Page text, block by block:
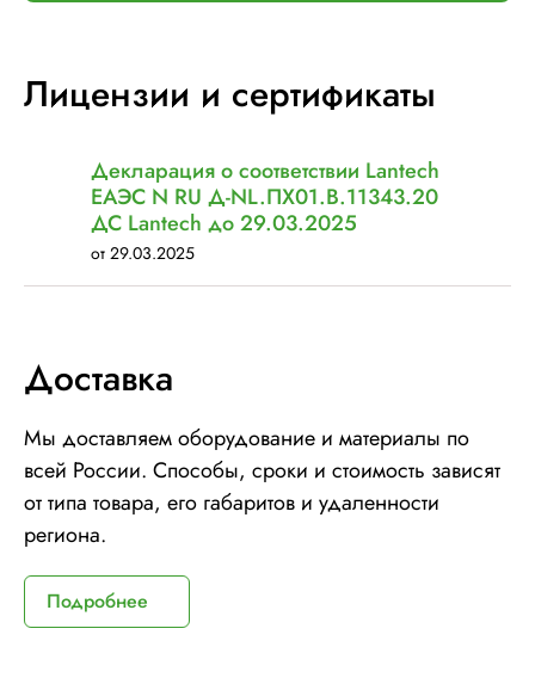
Лицензии и сертификаты
Декларация о соответствии Lantech
ЕАЭС N RU Д-NL.ПХ01.В.11343.20
ДС Lantech до 29.03.2025
от 29.03.2025
Доставка
Мы доставляем оборудование и материалы по
всей России. Способы, сроки и стоимость зависят
от типа товара, его габаритов и удаленности
региона.
Подробнее